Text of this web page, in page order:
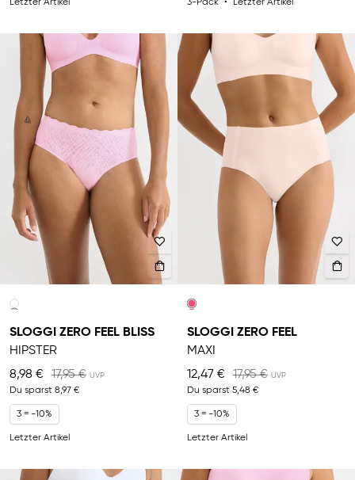
Letzter Artikel 3-Pack Letzter Artikel
SLOGGI ZERO FEEL BLISS
HIPSTER
8,98 €
17,95 €
Du sparst 8,97 €
3 = -10%
Letzter Artikel
SLOGGI ZERO FEEL
MAXI
12,47 €
17,95 €
Du sparst 5,48 €
3 = -10%
Letzter Artikel